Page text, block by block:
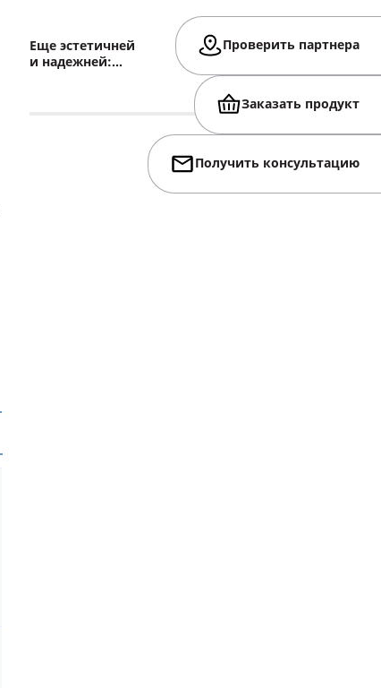
Еще эстетичней
и надежней:
Проверить партнера
Заказать продукт
Получить консультацию